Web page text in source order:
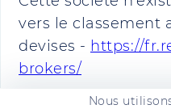
vers le classement
devises - https://
brokers/
Nous